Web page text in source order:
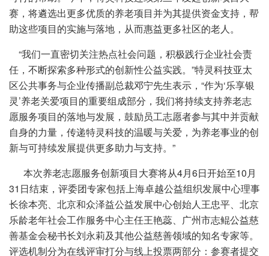
赛，将遴选出更多优质的养老项目并为其提供资金支持，帮
助这些项目的实施与落地，从而惠益更多社区的老人。
“我们一直密切关注热点社会问题，积极践行企业社会责
任，不断探索多种形式的创新性公益实践。”特灵科技亚太
区公共事务与企业传播副总裁邓宁先生表示，“作为‘乐享银
灵’养老关爱项目的重要组成部分，我们将持续支持养老志
愿服务项目的落地与发展，鼓励员工志愿者参与其中并贡献
自身的力量，传递特灵科技的温暖与关爱，为养老事业的创
新与可持续发展提供更多助力与支持。”
本次养老志愿服务创新项目大赛将从4月6日开始至10月
31日结束，评委团专家包括上海卓越公益组织发展中心理事
长徐本亮、北京和众泽益公益发展中心创始人王忠平、北京
乐龄老年社会工作服务中心主任王艳蕊、广州市志鲲公益慈
善基金会秘书长刘永莉及其他公益慈善领域的知名专家等。
评选机制分为在线评审打分与线上投票两部分：参赛者提交